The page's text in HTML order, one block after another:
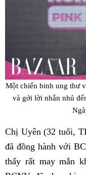
Một chiến binh ung thư
và gởi lời nhắn nhủ
Chị Uyên (32 tuổi,
đã đồng hành với
thấy rất may mắn